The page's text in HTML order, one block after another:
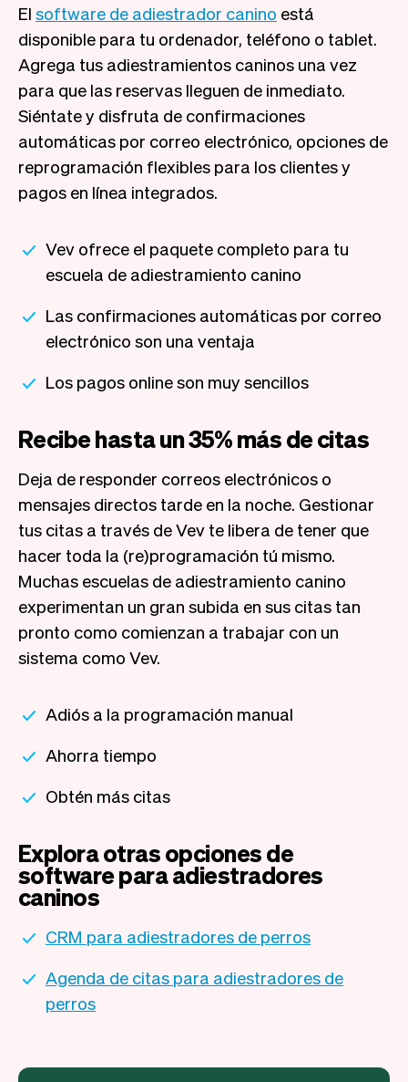
El software de adiestrador canino está
disponible para tu ordenador, teléfono o tablet.
Agrega tus adiestramientos caninos una vez
para que las reservas lleguen de inmediato.
Siéntate y disfruta de confirmaciones
automáticas por correo electrónico, opciones de
reprogramación flexibles para los clientes y
pagos en línea integrados.
Vev ofrece el paquete completo para tu
escuela de adiestramiento canino
Las confirmaciones automáticas por correo
electrónico son una ventaja
Los pagos online son muy sencillos
Recibe hasta un 35% más de citas
Deja de responder correos electrónicos o
mensajes directos tarde en la noche. Gestionar
tus citas a través de Vev te libera de tener que
hacer toda la (re)programación tú mismo.
Muchas escuelas de adiestramiento canino
experimentan un gran subida en sus citas tan
pronto como comienzan a trabajar con un
sistema como Vev.
Adiós a la programación manual
Ahorra tiempo
Obtén más citas
Explora otras opciones de
software para adiestradores
caninos
CRM para adiestradores de perros
Agenda de citas para adiestradores de
perros